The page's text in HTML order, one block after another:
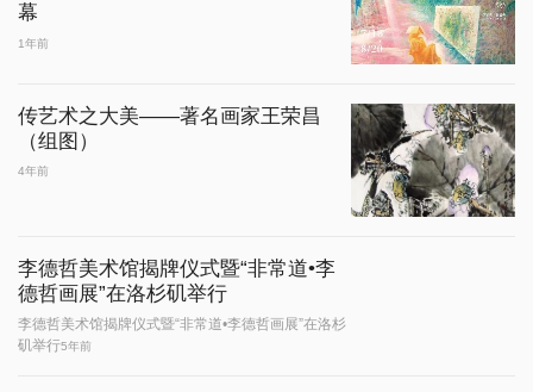
幕
1年前
传艺术之大美——著名画家王荣昌
（组图）
4年前
李德哲美术馆揭牌仪式暨“非常道•李
德哲画展”在洛杉矶举行
李德哲美术馆揭牌仪式暨“非常道•李德哲画展”在洛杉
矶举行5年前